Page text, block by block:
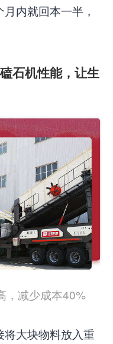
内就回本一半，
石机性能，让生
，减少成本40%
大块物料放入重